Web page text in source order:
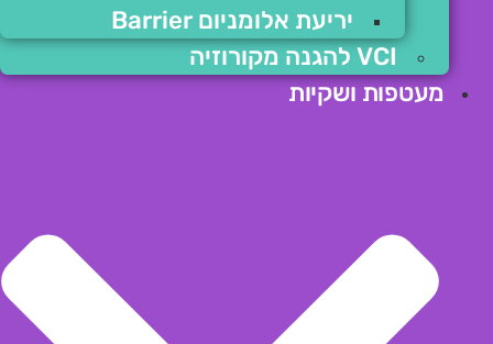
יריעת אלומניום Barrier
VCI להגנה מקורוזיה
מעטפות ושקיות